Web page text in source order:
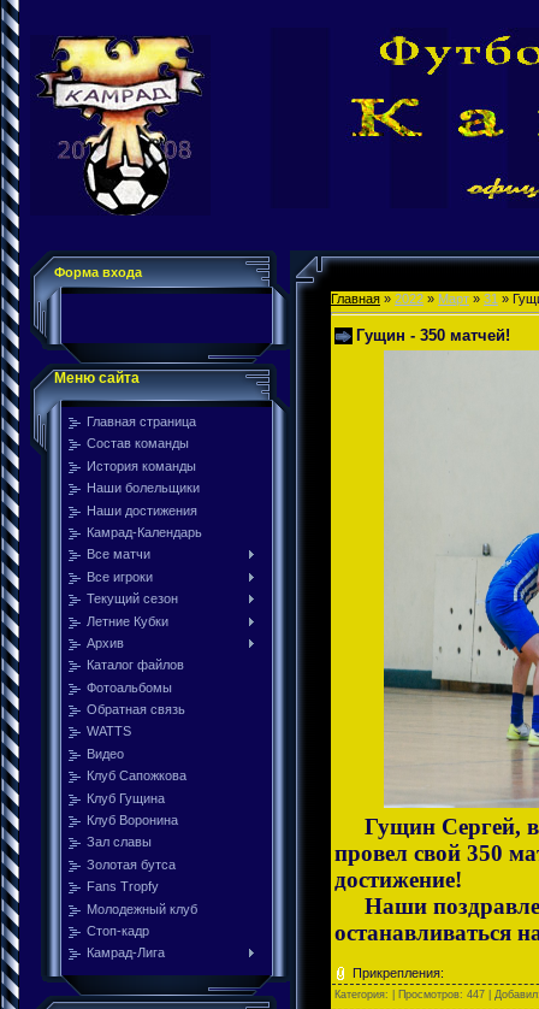
Форма входа
Меню сайта
Главная страница
Состав команды
История команды
Наши болельщики
Наши достижения
Камрад-Календарь
Все матчи
Все игроки
Текущий сезон
Летние Кубки
Архив
Каталог файлов
Фотоальбомы
Обратная связь
WATTS
Видео
Клуб Сапожкова
Клуб Гущина
Клуб Воронина
Зал славы
Золотая бутса
Fans Tropfy
Молодежный клуб
Стоп-кадр
Камрад-Лига
Главная » 2022 » Март » 31 »
Гущин - 350 матчей!
Гущин Сергей,
провел свой 350
достижение!
Наши
останавливаться
Прикрепления:
Категория: | Просмотров: 447 |